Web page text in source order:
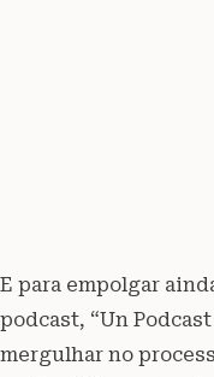
E para empolgar
podcast, “Un
mergulhar no